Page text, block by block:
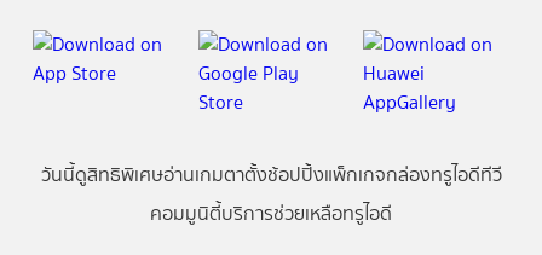
วันนี้ดูสิทธิพิเศษอ่านเกมตาตั้งช้อปปิ้งแพ็กเกจกล่องทรูไอดีทีวี
คอมมูนิตี้บริการช่วยเหลือทรูไอดี